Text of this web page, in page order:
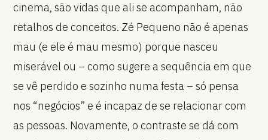
cinema, são vidas que ali se acompanham, não
retalhos de conceitos. Zé Pequeno não é apenas
mau (e ele é mau mesmo) porque nasceu
miserável ou – como sugere a sequência em que
se vê perdido e sozinho numa festa – só pensa
nos “negócios” e é incapaz de se relacionar com
as pessoas. Novamente, o contraste se dá com